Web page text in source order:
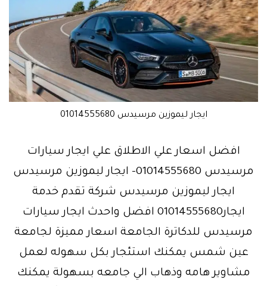
ايجار ليموزين مرسيدس 01014555680
افضل اسعار علي الاطلاق علي ايجار سيارات
مرسيدس 01014555680- ايجار ليموزين مرسيدس
ايجار ليموزين مرسيدس شركة تقدم خدمة
ايجار01014555680 افضل واحدث ايجار سيارات
مرسيدس للدكاترة الجامعة اسعار مميزة لجامعة
عين شمس يمكنك استئجار بكل سهوله لعمل
مشاوير هامه وذهاب الي جامعه بسهولة يمكنك